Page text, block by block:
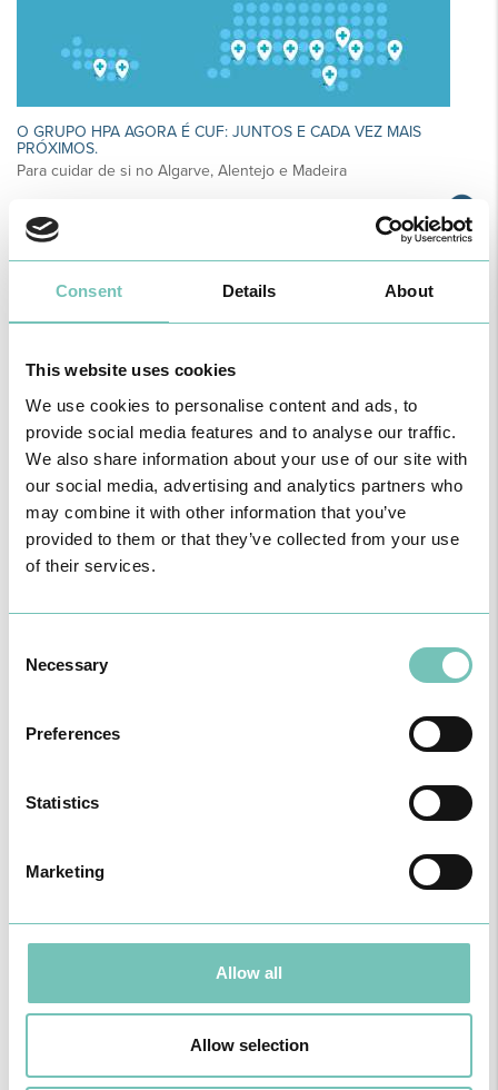
Consent Details About
This website uses cookies
We use cookies to personalise content and ads, to
provide social media features and to analyse our traffic.
We also share information about your use of our site with
our social media, advertising and analytics partners who
may combine it with other information that you’ve
provided to them or that they’ve collected from your use
of their services.
Selection
Necessary
Preferences
Statistics
Marketing
Allow all
Allow selection
O GRUPO HPA AGORA É CUF: JUNTOS E CADA VEZ MAIS
PRÓXIMOS.
Para cuidar de si no Algarve, Alentejo e Madeira
CIRURGIA AO ESTRABISMO PEDIÁTRICO
Realizou-se no Hospital CUF Faro a primeira Cirurgia de Estrabismo
Pediátrico n…
PODCAST EM ONCOLOGIA
conhecimento técnico c…